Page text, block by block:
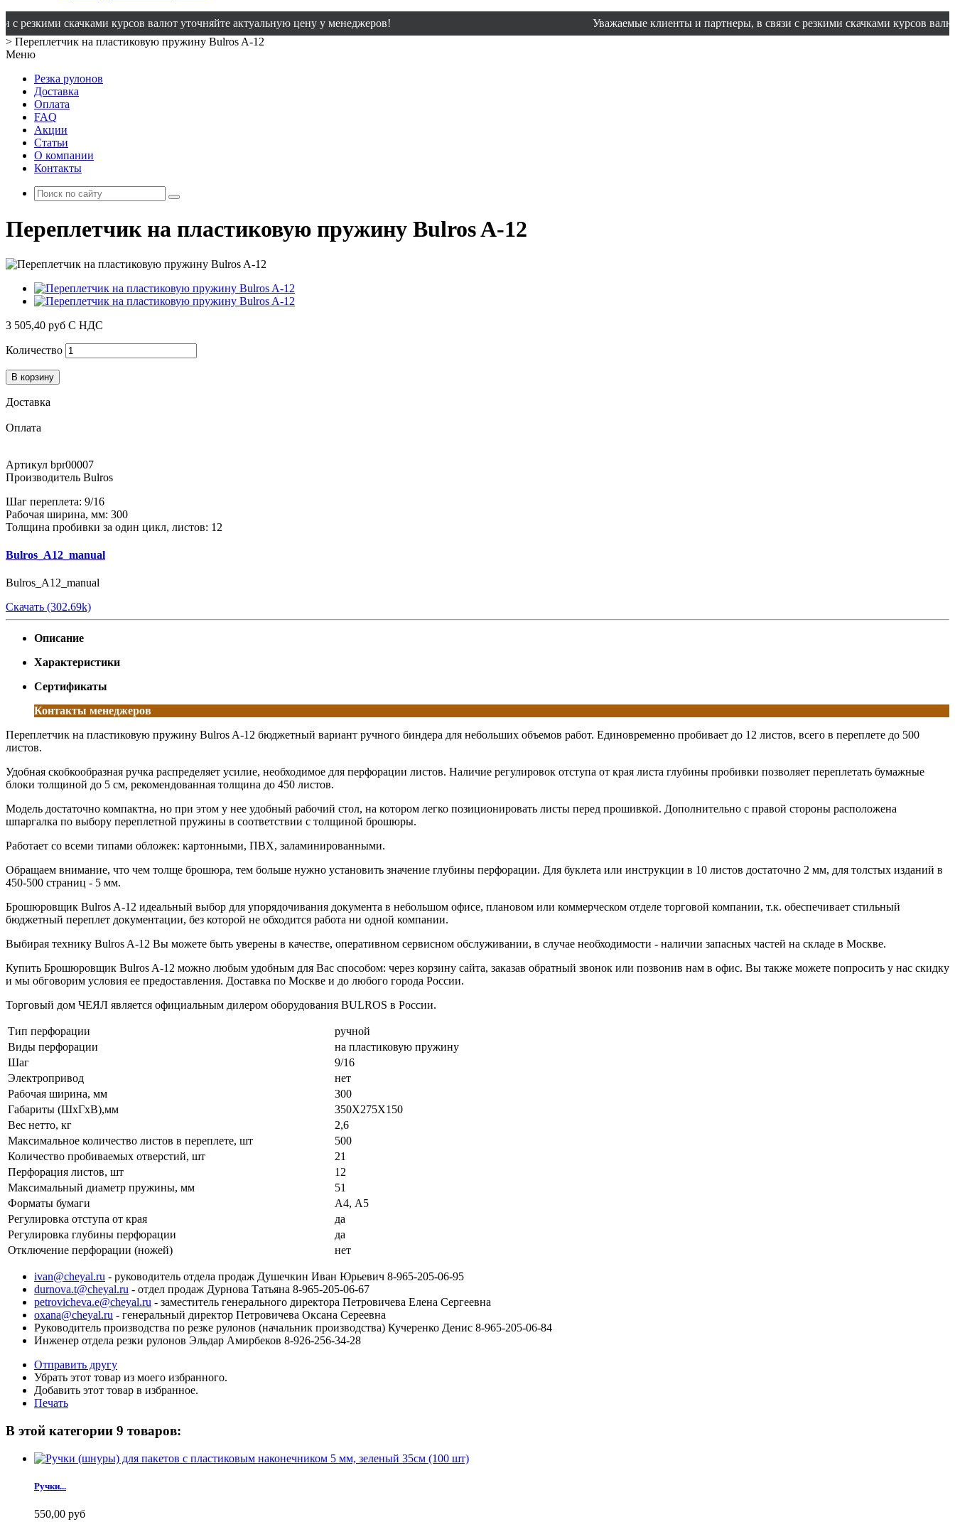
скачками курсов валют уточняйте актуальную цену у менеджеров!
Уважаемые клиенты и партнеры, в связи с резкими скачками курсов валют
> Переплетчик на пластиковую пружину Bulros A-12
Меню
Резка рулонов
Доставка
Оплата
FAQ
Акции
Статьи
О компании
Контакты
Переплетчик на пластиковую пружину Bulros A-12
3 505,40 руб С НДС
Количество
В корзину
Доставка
Оплата
Артикул bpr00007
Производитель Bulros
Шаг переплета: 9/16
Рабочая ширина, мм: 300
Толщина пробивки за один цикл, листов: 12
Bulros_A12_manual
Bulros_A12_manual
Скачать (302.69k)
Описание
Характеристики
Сертификаты
Контакты менеджеров
Переплетчик на пластиковую пружину Bulros A-12 бюджетный вариант ручного биндера для небольших объемов работ. Единовременно пробивает до 12 листов, всего в переплете до 500
листов.
Удобная скобкообразная ручка распределяет усилие, необходимое для перфорации листов. Наличие регулировок отступа от края листа глубины пробивки позволяет переплетать бумажные
блоки толщиной до 5 см, рекомендованная толщина до 450 листов.
Модель достаточно компактна, но при этом у нее удобный рабочий стол, на котором легко позиционировать листы перед прошивкой. Дополнительно с правой стороны расположена
шпаргалка по выбору переплетной пружины в соответствии с толщиной брошюры.
Работает со всеми типами обложек: картонными, ПВХ, заламинированными.
Обращаем внимание, что чем толще брошюра, тем больше нужно установить значение глубины перфорации. Для буклета или инструкции в 10 листов достаточно 2 мм, для толстых изданий в
450-500 страниц - 5 мм.
Брошюровщик Bulros A-12 идеальный выбор для упорядочивания документа в небольшом офисе, плановом или коммерческом отделе торговой компании, т.к. обеспечивает стильный
бюджетный переплет документации, без которой не обходится работа ни одной компании.
Выбирая технику Bulros A-12 Вы можете быть уверены в качестве, оперативном сервисном обслуживании, в случае необходимости - наличии запасных частей на складе в Москве.
Купить Брошюровщик Bulros A-12 можно любым удобным для Вас способом: через корзину сайта, заказав обратный звонок или позвонив нам в офис. Вы также можете попросить у нас скидку
и мы обговорим условия ее предоставления. Доставка по Москве и до любого города России.
Торговый дом ЧЕЯЛ является официальным дилером оборудования BULROS в России.
Тип перфорации
ручной
Виды перфорации
на пластиковую пружину
Шаг
9/16
Электропривод
нет
Рабочая ширина, мм
300
Габариты (ШхГхВ),мм
350X275X150
Вес нетто, кг
2,6
Максимальное количество листов в переплете, шт
500
Количество пробиваемых отверстий, шт
21
Перфорация листов, шт
12
Максимальный диаметр пружины, мм
51
Форматы бумаги
А4, А5
Регулировка отступа от края
да
Регулировка глубины перфорации
да
Отключение перфорации (ножей)
нет
ivan@cheyal.ru - руководитель отдела продаж Душечкин Иван Юрьевич 8-965-205-06-95
durnova.t@cheyal.ru - отдел продаж Дурнова Татьяна 8-965-205-06-67
petrovicheva.e@cheyal.ru - заместитель генерального директора Петровичева Елена Сергеевна
oxana@cheyal.ru - генеральный директор Петровичева Оксана Сереевна
Руководитель производства по резке рулонов (начальник производства) Кучеренко Денис 8-965-205-06-84
Инженер отдела резки рулонов Эльдар Амирбеков 8-926-256-34-28
Отправить другу
Убрать этот товар из моего избранного.
Добавить этот товар в избранное.
Печать
В этой категории 9 товаров:
Ручки...
550,00 руб